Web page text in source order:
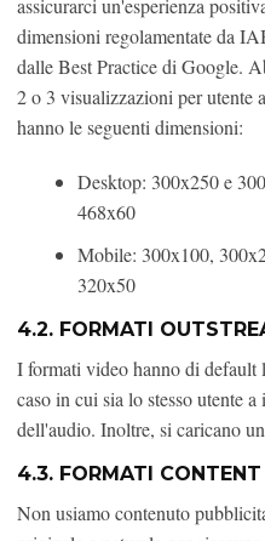
dimensioni regolamentate da
dalle Best Practice di Google.
2 o 3 visualizzazioni per
hanno le seguenti dimensioni:
Desktop: 300x250 e
468x60
Mobile: 300x100,
320x50
4.2. FORMATI
I formati video hanno di default
caso in cui sia lo stesso utente
dell'audio. Inoltre, si caricano
4.3. FORMATI CONTENT
Non usiamo contenuto